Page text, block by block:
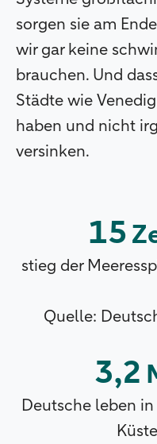
sorgen sie am
wir gar keine
brauchen. Und
Städte wie
haben und nicht
versinken.
15
stieg der
Quelle:
3,2
Deutsche leben